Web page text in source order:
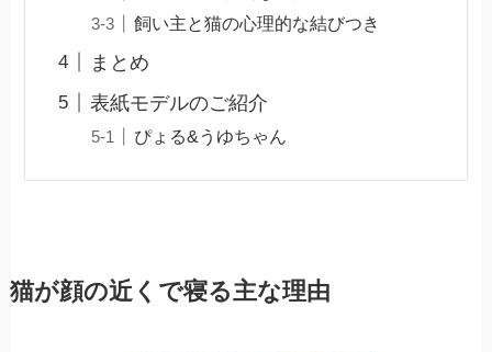
飼い主と猫の心理的な結びつき
まとめ
表紙モデルのご紹介
ぴょる&うゆちゃん
猫が顔の近くで寝る主な理由